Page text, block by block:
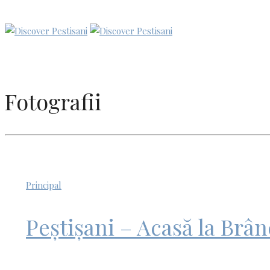
Fotografii
Principal
Peștișani – Acasă la